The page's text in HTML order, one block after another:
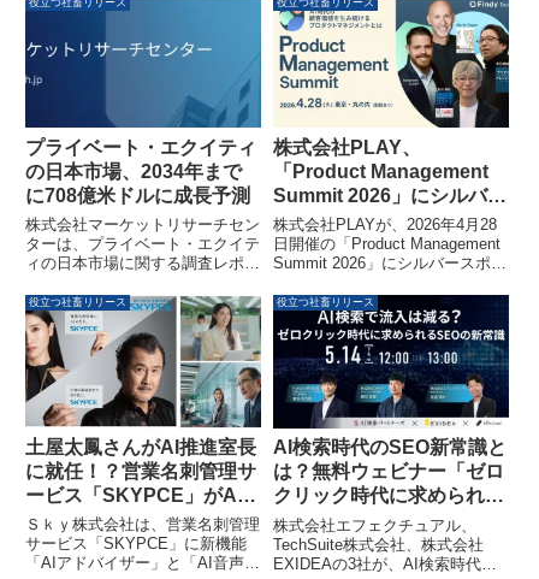
役立つ社畜リリース
プライベート・エクイティ
の日本市場、2034年まで
に708億米ドルに成長予測
株式会社マーケットリサーチセン
ターは、プライベート・エクイテ
ィの日本市場に関する調査レポー
2026-2034」を発表しました。こ
のレポートによると、日本のプラ
イベート・エクイティ市場は
2025年の423億米ドルから、2034
年には708億米ドルに達し、2026
年から2034年までの期間で年平
均成長率（CAGR）5.59%を記録
すると予測されています。国内外
の投資家の関心、技術進歩、持続
可能性への取り組みが市場成長の
主要因とされています。
役立つ社畜リリース
株式会社PLAY、
「Product Management
Summit 2026」にシルバー
スポンサーとして協賛しプ
ロダクト戦略の知見を共有
株式会社PLAYが、2026年4月28
日開催の「Product Management
Summit 2026」にシルバースポン
展やスポンサーセッションへの登
壇を通じて、動画配信プラットフ
ォームのプロダクト戦略や組織設
計に関する知見を共有する予定で
す。
役立つ社畜リリース
土屋太鳳さんがAI推進室長
に就任！？営業名刺管理サ
ービス「SKYPCE」がAI
アドバイザーとAI音声検索
を導入、吉田鋼太郎さんと
TVCM初共演
Ｓｋｙ株式会社は、営業名刺管理
サービス「SKYPCE」に新機能
「AIアドバイザー」と「AI音声検
役立つ社畜リリース
AI検索時代のSEO新常識と
は？無料ウェビナー「ゼロ
クリック時代に求められる
SEO戦略」5月14日開催
株式会社エフェクチュアル、
TechSuite株式会社、株式会社
EXIDEAの3社が、AI検索時代の